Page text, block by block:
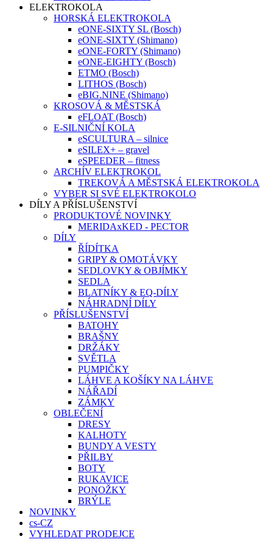
ELEKTROKOLA
HORSKÁ ELEKTROKOLA
eONE-SIXTY SL (Bosch)
eONE-SIXTY (Shimano)
eONE-FORTY (Shimano)
eONE-EIGHTY (Bosch)
ETMO (Bosch)
LITHOS (Bosch)
eBIG.NINE (Shimano)
KROSOVÁ & MĚSTSKÁ
eFLOAT (Bosch)
E-SILNIČNÍ KOLA
eSCULTURA – silnice
eSILEX+ – gravel
eSPEEDER – fitness
ARCHÍV ELEKTROKOL
TREKOVÁ A MĚSTSKÁ ELEKTROKOLA
VYBER SI SVÉ ELEKTROKOLO
DÍLY A PŘÍSLUŠENSTVÍ
PRODUKTOVÉ NOVINKY
MERIDAxKED - PECTOR
DÍLY
ŘÍDÍTKA
GRIPY & OMOTÁVKY
SEDLOVKY & OBJÍMKY
SEDLA
BLATNÍKY & EQ-DÍLY
NÁHRADNÍ DÍLY
PŘÍSLUŠENSTVÍ
BATOHY
BRAŠNY
DRŽÁKY
SVĚTLA
PUMPIČKY
LÁHVE A KOŠÍKY NA LÁHVE
NÁŘADÍ
ZÁMKY
OBLEČENÍ
DRESY
KALHOTY
BUNDY A VESTY
PŘILBY
BOTY
RUKAVICE
PONOŽKY
BRÝLE
NOVINKY
cs-CZ
VYHLEDAT PRODEJCE